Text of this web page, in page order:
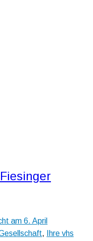
am 6. April
,
Ihre vhs